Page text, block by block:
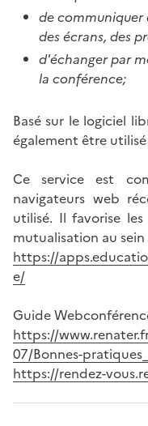
de
des écrans, des
d'échanger par
la conférence;
Basé sur le logiciel
également être
Ce service est
navigateurs web
utilisé. Il favorise
mutualisation au
https://
e/
Guide
https://
07/Bonnes-
https://rendez-